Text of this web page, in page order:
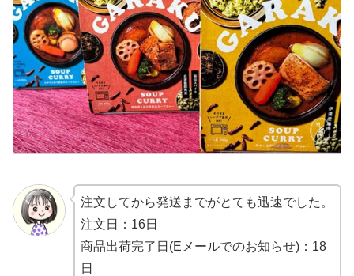
注文してから発送までがとても迅速でした。
注文日：16日
商品出荷完了日(Eメールでのお知らせ)：18
日